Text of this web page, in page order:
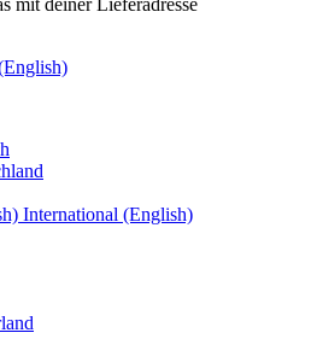
mit deiner Lieferadresse
International (English)